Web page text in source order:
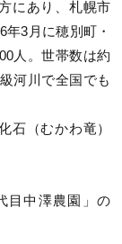
にあり、札幌市
3月に穂別町・
人。世帯数は約
河川で全国でも
石（むかわ竜）
目中澤農園」の